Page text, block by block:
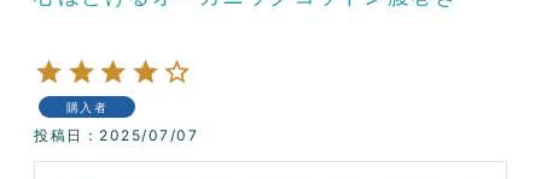
購入者
投稿日 2025/07/07